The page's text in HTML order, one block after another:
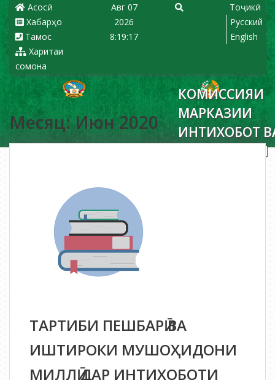
Асосӣ
Хабарҳо
Тамос
Харитаи
сомона
Авг 07
2026
8:19:17
Тоҷикӣ
Русский
English
КОМИССИЯИ
МАРКАЗИИ
ИНТИХОБОТ
РАЪЙПУРСИИ
Месяц: Июн 2020
ТАРТИБИ ПЕШБАРӢ ВА
ИШТИРОКИ МУШОҲИДОНИ
МИЛЛӢ ДАР ИНТИХОБОТИ